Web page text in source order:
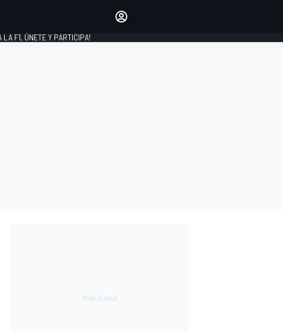
INICIAR SESIÓN
LA F1, ÚNETE Y PARTICIPA!